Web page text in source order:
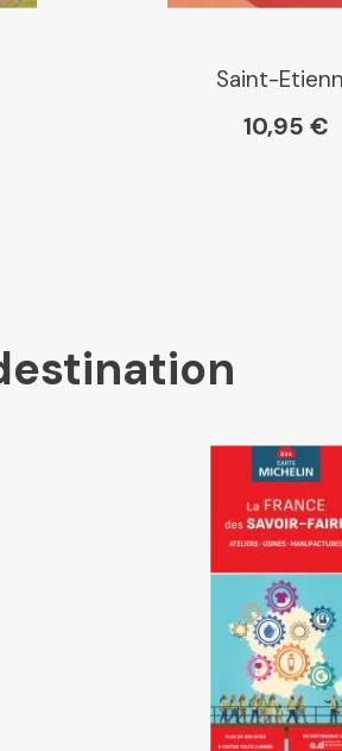
Saint-
10,95 €